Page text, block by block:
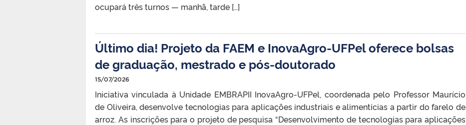
ocupará três turnos — manhã, tarde […]
Último dia! Projeto da FAEM e InovaAgro-UFPel oferece bolsas
de graduação, mestrado e pós-doutorado
15/07/2026
Iniciativa vinculada à Unidade EMBRAPII InovaAgro-UFPel, coordenada pelo Professor Maurício
de Oliveira, desenvolve tecnologias para aplicações industriais e alimentícias a partir do farelo de
arroz. As inscrições para o projeto de pesquisa “Desenvolvimento de tecnologias para aplicações